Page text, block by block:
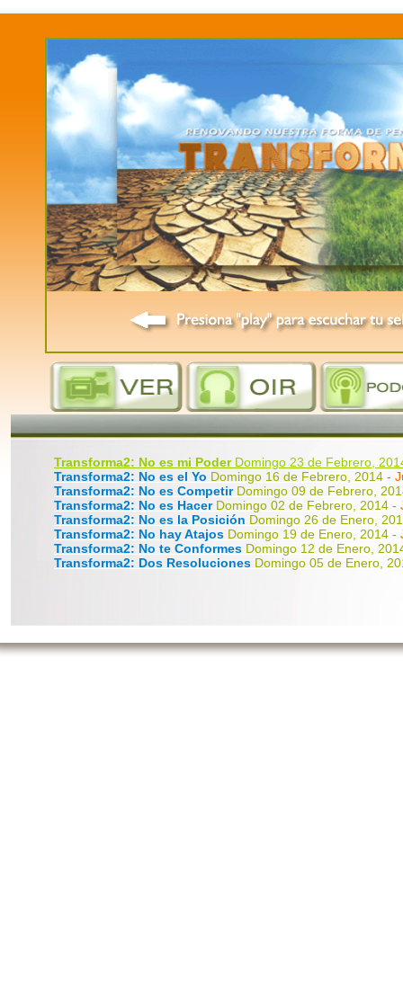
Transforma2: No es mi Poder Domingo 23 de Febrero,
Transforma2: No es el Yo Domingo 16 de Febrero, 2014 -
Transforma2: No es Competir Domingo 09 de Febrero,
Transforma2: No es Hacer Domingo 02 de Febrero, 2014 -
Transforma2: No es la Posición Domingo 26 de Enero,
Transforma2: No hay Atajos Domingo 19 de Enero, 2014 -
Transforma2: No te Conformes Domingo 12 de Enero,
Transforma2: Dos Resoluciones Domingo 05 de Enero,